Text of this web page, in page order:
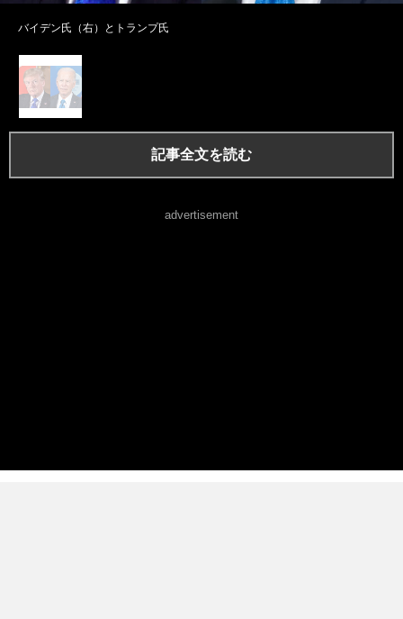
バイデン氏（右）とトランプ氏
記事全文を読む
advertisement